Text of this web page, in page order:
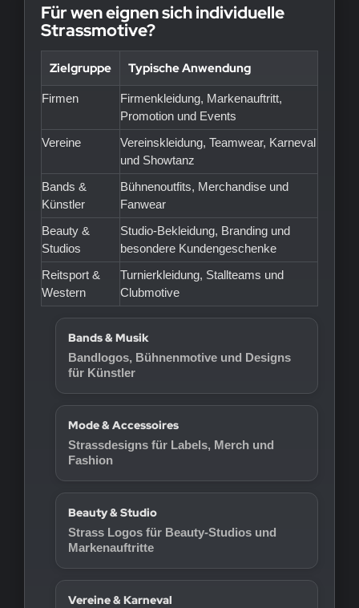
Für wen eignen sich individuelle
Strassmotive?
Zielgruppe Typische Anwendung
Firmen
Firmenkleidung, Markenauftritt,
Promotion und Events
Vereine
Vereinskleidung, Teamwear, Karneval
und Showtanz
Bands &
Künstler
Bühnenoutfits, Merchandise und
Fanwear
Beauty &
Studios
Studio-Bekleidung, Branding und
besondere Kundengeschenke
Reitsport &
Western
Turnierkleidung, Stallteams und
Clubmotive
Bands & Musik
Bandlogos, Bühnenmotive und Designs
für Künstler
Mode & Accessoires
Strassdesigns für Labels, Merch und
Fashion
Beauty & Studio
Strass Logos für Beauty-Studios und
Markenauftritte
Vereine & Karneval